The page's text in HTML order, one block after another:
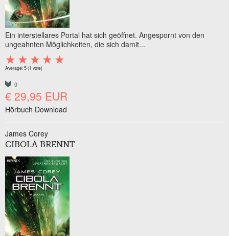
Ein interstellares Portal hat sich geöffnet. Angespornt von den
ungeahnten Möglichkeiten, die sich damit...
Average:5(1 vote)
0
€ 29,95 EUR
Hörbuch Download
James Corey
CIBOLA BRENNT